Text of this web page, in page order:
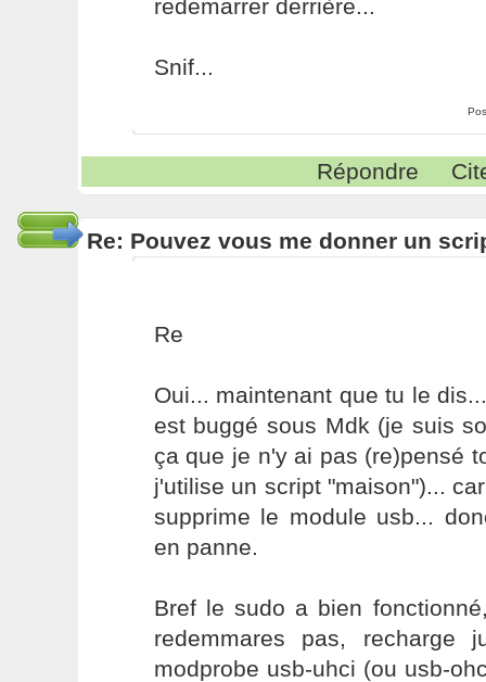
redemarrer derrière...
Snif...
Répondre
Re: Pouvez vous me donner un
Re
Oui... maintenant que tu le
est buggé sous Mdk (je suis
ça que je n'y ai pas (re)pensé
j'utilise un script "maison")...
supprime le module usb...
en panne.
Bref le sudo a bien
redemmares pas, recharge
modprobe usb-uhci (ou usb-